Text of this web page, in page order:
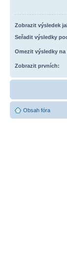
Zobrazit výsledek
Seřadit výsledky
Omezit výsledky
Zobrazit prvních:
Obsah fóra